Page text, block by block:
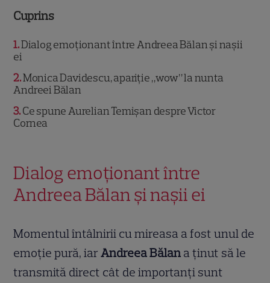
Cuprins
1 Dialog emoționant între Andreea Bălan și nașii
ei
2 Monica Davidescu, apariție „wow” la nunta
Andreei Bălan
3 Ce spune Aurelian Temișan despre Victor
Cornea
Dialog emoționant între
Andreea Bălan și nașii ei
Momentul întâlnirii cu mireasa a fost unul de
emoție pură, iarAndreea Bălan a ținut să le
transmită direct cât de importanți sunt